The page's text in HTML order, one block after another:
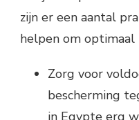
zijn er een aantal
helpen om
Zorg voor
bescherming
in Egypte erg